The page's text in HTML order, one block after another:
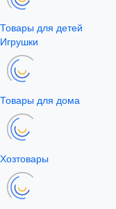
Товары для детей
Игрушки
Товары для дома
Хозтовары